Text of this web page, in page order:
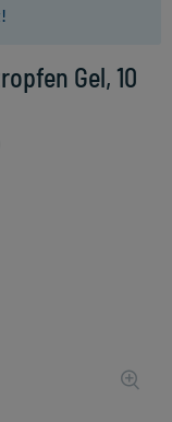
Gel, 10